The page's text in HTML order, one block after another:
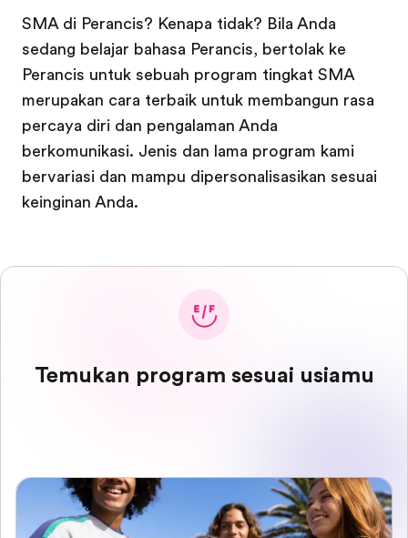
SMA di Perancis? Kenapa tidak? Bila Anda
sedang belajar bahasa Perancis, bertolak ke
Perancis untuk sebuah program tingkat SMA
merupakan cara terbaik untuk membangun rasa
percaya diri dan pengalaman Anda
berkomunikasi. Jenis dan lama program kami
bervariasi dan mampu dipersonalisasikan sesuai
keinginan Anda.
Temukan program sesuai usiamu